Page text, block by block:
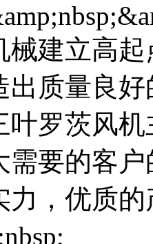
械建立高
出质量良
叶罗茨风
需要的客
力，优质